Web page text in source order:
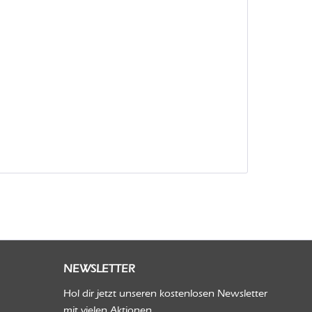
NEWSLETTER
Hol dir jetzt unseren kostenlosen Newsletter